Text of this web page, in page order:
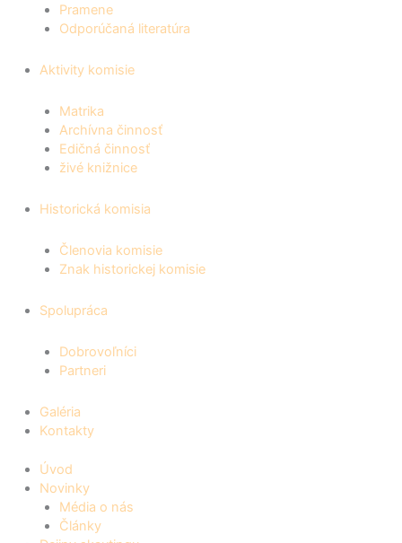
Pramene
Odporúčaná literatúra
Aktivity komisie
Matrika
Archívna činnosť
Edičná činnosť
živé knižnice
Historická komisia
Členovia komisie
Znak historickej komisie
Spolupráca
Dobrovoľníci
Partneri
Galéria
Kontakty
Úvod
Novinky
Média o nás
Články